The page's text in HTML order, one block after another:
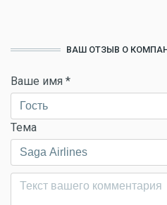
ВАШ ОТЗЫВ О
Ваше имя *
Тема
Комментарий*